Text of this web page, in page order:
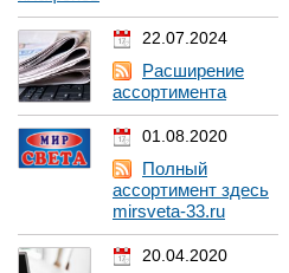
22.07.2024
Расширение
ассортимента
01.08.2020
Полный
ассортимент здесь
mirsveta-33.ru
20.04.2020